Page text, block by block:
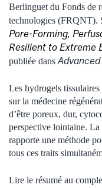
Berlinguet du Fonds de
technologies (FRQNT).
Pore-Forming,
Resilient to Extreme
publiée dans
Les hydrogels
sur la médecine
d’être poreux, dur,
perspective lointaine. La
rapporte une méthode
tous ces traits
Lire le résumé au